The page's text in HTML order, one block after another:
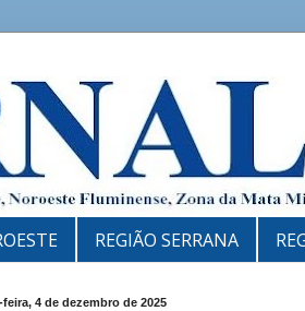
REGIÃO SERRANA
4 de dezembro de 2025